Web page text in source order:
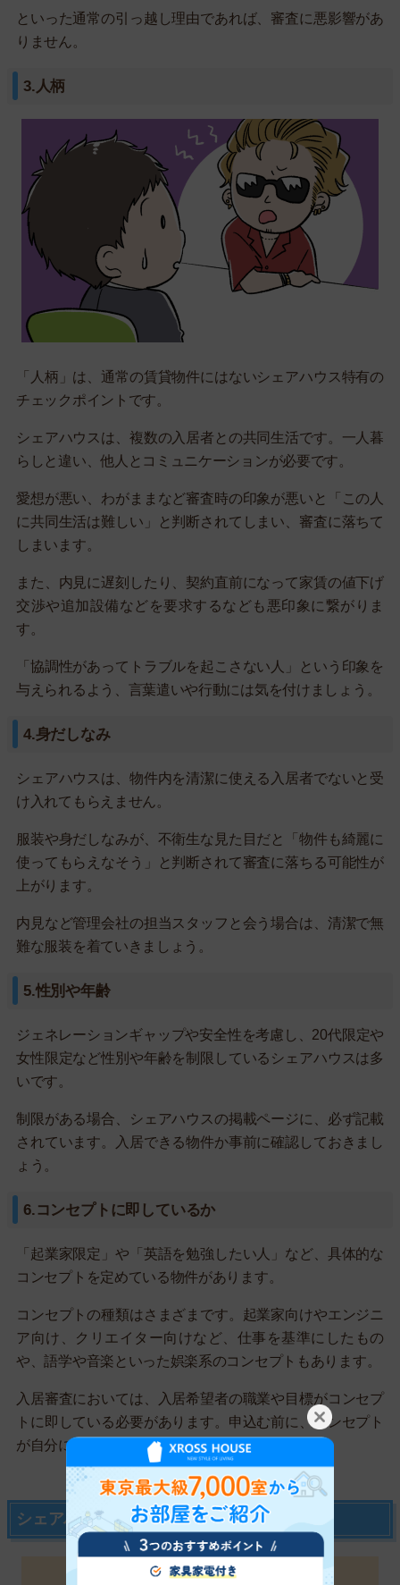
といった通常の引っ越し理由であれば、審査に悪影響があ
りません。
3.人柄
「人柄」は、通常の賃貸物件にはないシェアハウス特有の
チェックポイントです。
シェアハウスは、複数の入居者との共同生活です。一人暮
らしと違い、他人とコミュニケーションが必要です。
愛想が悪い、わがままなど審査時の印象が悪いと「この人
に共同生活は難しい」と判断されてしまい、審査に落ちて
しまいます。
また、内見に遅刻したり、契約直前になって家賃の値下げ
交渉や追加設備などを要求するなども悪印象に繋がりま
す。
「協調性があってトラブルを起こさない人」という印象を
与えられるよう、言葉遣いや行動には気を付けましょう。
4.身だしなみ
シェアハウスは、物件内を清潔に使える入居者でないと受
け入れてもらえません。
服装や身だしなみが、不衛生な見た目だと「物件も綺麗に
使ってもらえなそう」と判断されて審査に落ちる可能性が
上がります。
内見など管理会社の担当スタッフと会う場合は、清潔で無
難な服装を着ていきましょう。
5.性別や年齢
ジェネレーションギャップや安全性を考慮し、20代限定や
女性限定など性別や年齢を制限しているシェアハウスは多
いです。
制限がある場合、シェアハウスの掲載ページに、必ず記載
されています。入居できる物件か事前に確認しておきまし
ょう。
6.コンセプトに即しているか
「起業家限定」や「英語を勉強したい人」など、具体的な
コンセプトを定めている物件があります。
コンセプトの種類はさまざまです。起業家向けやエンジニ
ア向け、クリエイター向けなど、仕事を基準にしたもの
や、語学や音楽といった娯楽系のコンセプトもあります。
入居審査においては、入居希望者の職業や目標がコンセプ
トに即している必要があります。申込む前に、コンセプト
が自分に合っているかよく確認しましょう。
シェアハウスの入居審査の流れ